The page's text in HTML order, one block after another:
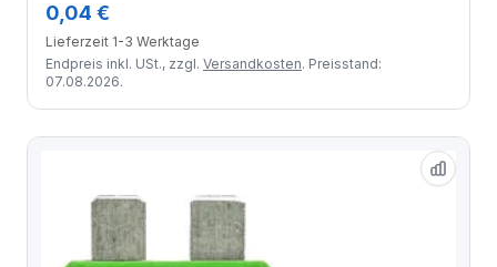
0,04 €
Lieferzeit 1-3 Werktage
Endpreis inkl. USt., zzgl. Versandkosten. Preisstand:
07.08.2026.